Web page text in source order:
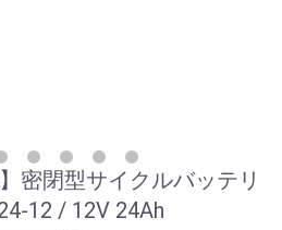
密閉型サイクルバッテリ
12 / 12V 24Ah